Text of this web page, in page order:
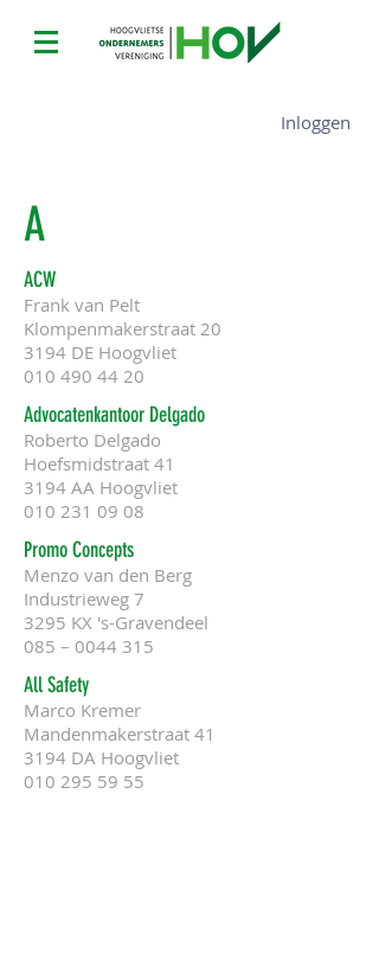
Inloggen
A
ACW
Frank van Pelt
Klompenmakerstraat 20
3194 DE Hoogvliet
010 490 44 20
Advocatenkantoor Delgado
Roberto Delgado
Hoefsmidstraat 41
3194 AA Hoogvliet
010 231 09 08
Promo Concepts
Menzo van den Berg
Industrieweg 7
3295 KX 's-Gravendeel
085 – 0044 315
All Safety
Marco Kremer
Mandenmakerstraat 41
3194 DA Hoogvliet
010 295 59 55